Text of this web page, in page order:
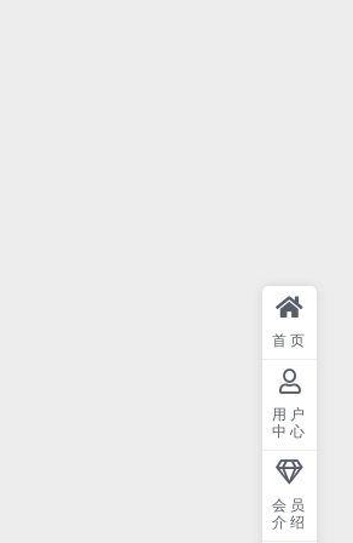
首页
用户
中心
会员
介绍